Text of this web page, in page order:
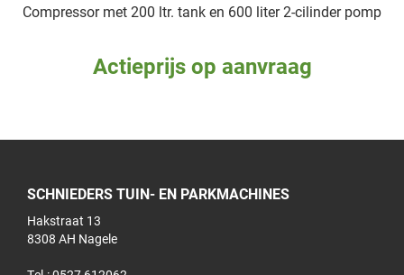
Compressor met 200 ltr. tank en 600 liter 2-cilinder pomp
Actieprijs op aanvraag
SCHNIEDERS TUIN- EN PARKMACHINES
Hakstraat 13
8308 AH Nagele